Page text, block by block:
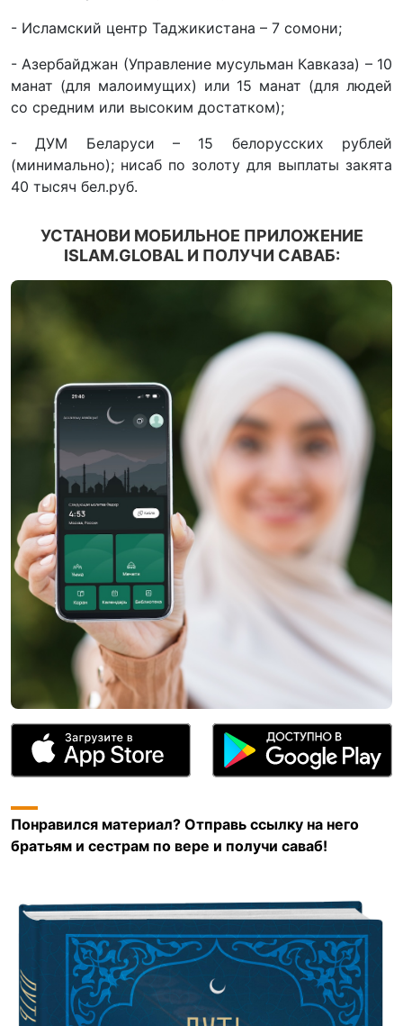
- Исламский центр Таджикистана – 7 сомони;
- Азербайджан (Управление мусульман Кавказа) – 10
манат (для малоимущих) или 15 манат (для людей
со средним или высоким достатком);
- ДУМ Беларуси – 15 белорусских рублей
(минимально); нисаб по золоту для выплаты закята
40 тысяч бел.руб.
УСТАНОВИ МОБИЛЬНОЕ ПРИЛОЖЕНИЕ
ISLAM.GLOBAL И ПОЛУЧИ САВАБ:
Понравился материал? Отправь ссылку на него
братьям и сестрам по вере и получи саваб!